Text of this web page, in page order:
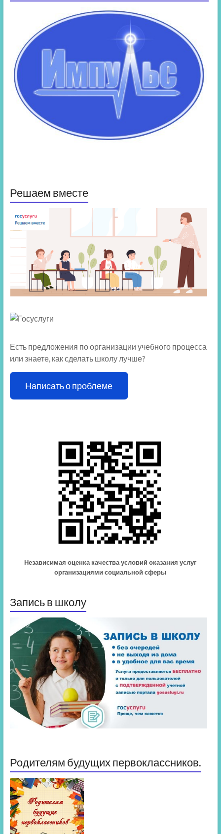
Решаем вместе
Есть предложения по организации учебного процесса
или знаете, как сделать школу лучше?
Написать о проблеме
Независимая оценка качества условий оказания услуг
организациями социальной сферы
Запись в школу
Родителям будущих первоклассников.